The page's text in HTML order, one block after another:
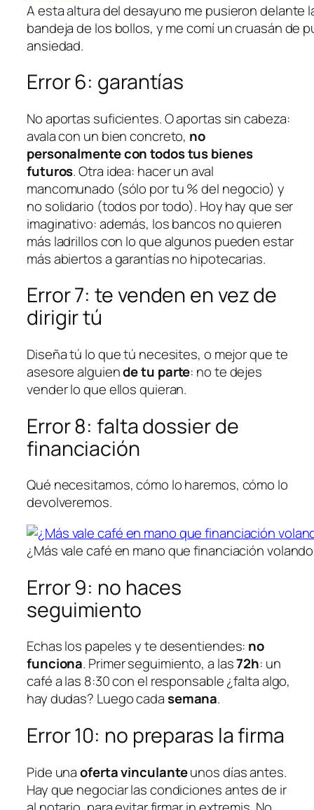
A esta altura del desayuno me pusieron delante
bandeja de los bollos, y me comí un cruasán de
ansiedad.
Error 6: garantías
No aportas suficientes. O aportas sin cabeza:
avala con un bien concreto, no
personalmente con todos tus bienes
futuros. Otra idea: hacer un aval
mancomunado (sólo por tu % del negocio) y
no solidario (todos por todo). Hoy hay que ser
imaginativo: además, los bancos no quieren
más ladrilloscon lo que algunos pueden estar
más abiertos a garantías no hipotecarias.
Error 7:te venden en vez de
dirigirtú
Diseña tú lo que tú necesites, o mejor que te
asesore alguiende tu parte: no te dejes
venderlo queellosquieran.
Error 8: falta dossier de
financiación
Qué necesitamos, cómo lo haremos, cómo lo
devolveremos.
¿Más vale café en mano que financiación
Error 9: no haces
seguimiento
Echas los papeles y te desentiendes: no
funciona. Primer seguimiento, a las72h: un
café a las 8:30 con el responsable ¿falta algo,
hay dudas? Luego cadasemana.
Error 10: no preparas la firma
Pide unaoferta vinculanteunos días antes.
Hay que negociar las condicionesantesde ir